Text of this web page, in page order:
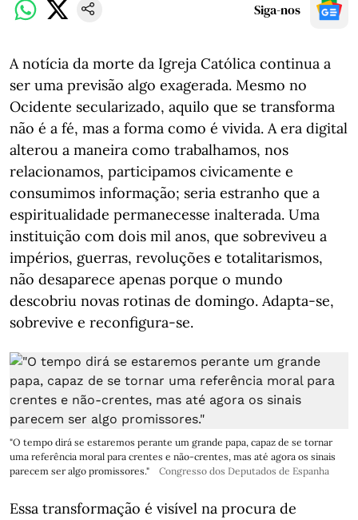
Siga-nos
A notícia da morte da Igreja Católica continua a
ser uma previsão algo exagerada. Mesmo no
Ocidente secularizado, aquilo que se transforma
não é a fé, mas a forma como é vivida. A era digital
alterou a maneira como trabalhamos, nos
relacionamos, participamos civicamente e
consumimos informação; seria estranho que a
espiritualidade permanecesse inalterada. Uma
instituição com dois mil anos, que sobreviveu a
impérios, guerras, revoluções e totalitarismos,
não desaparece apenas porque o mundo
descobriu novas rotinas de domingo. Adapta-se,
sobrevive e reconfigura-se.
"O tempo dirá se estaremos perante um grande papa, capaz de se tornar
uma referência moral para crentes e não-crentes, mas até agora os sinais
parecem ser algo promissores."
Congresso dos Deputados de Espanha
Essa transformação é visível na procura de